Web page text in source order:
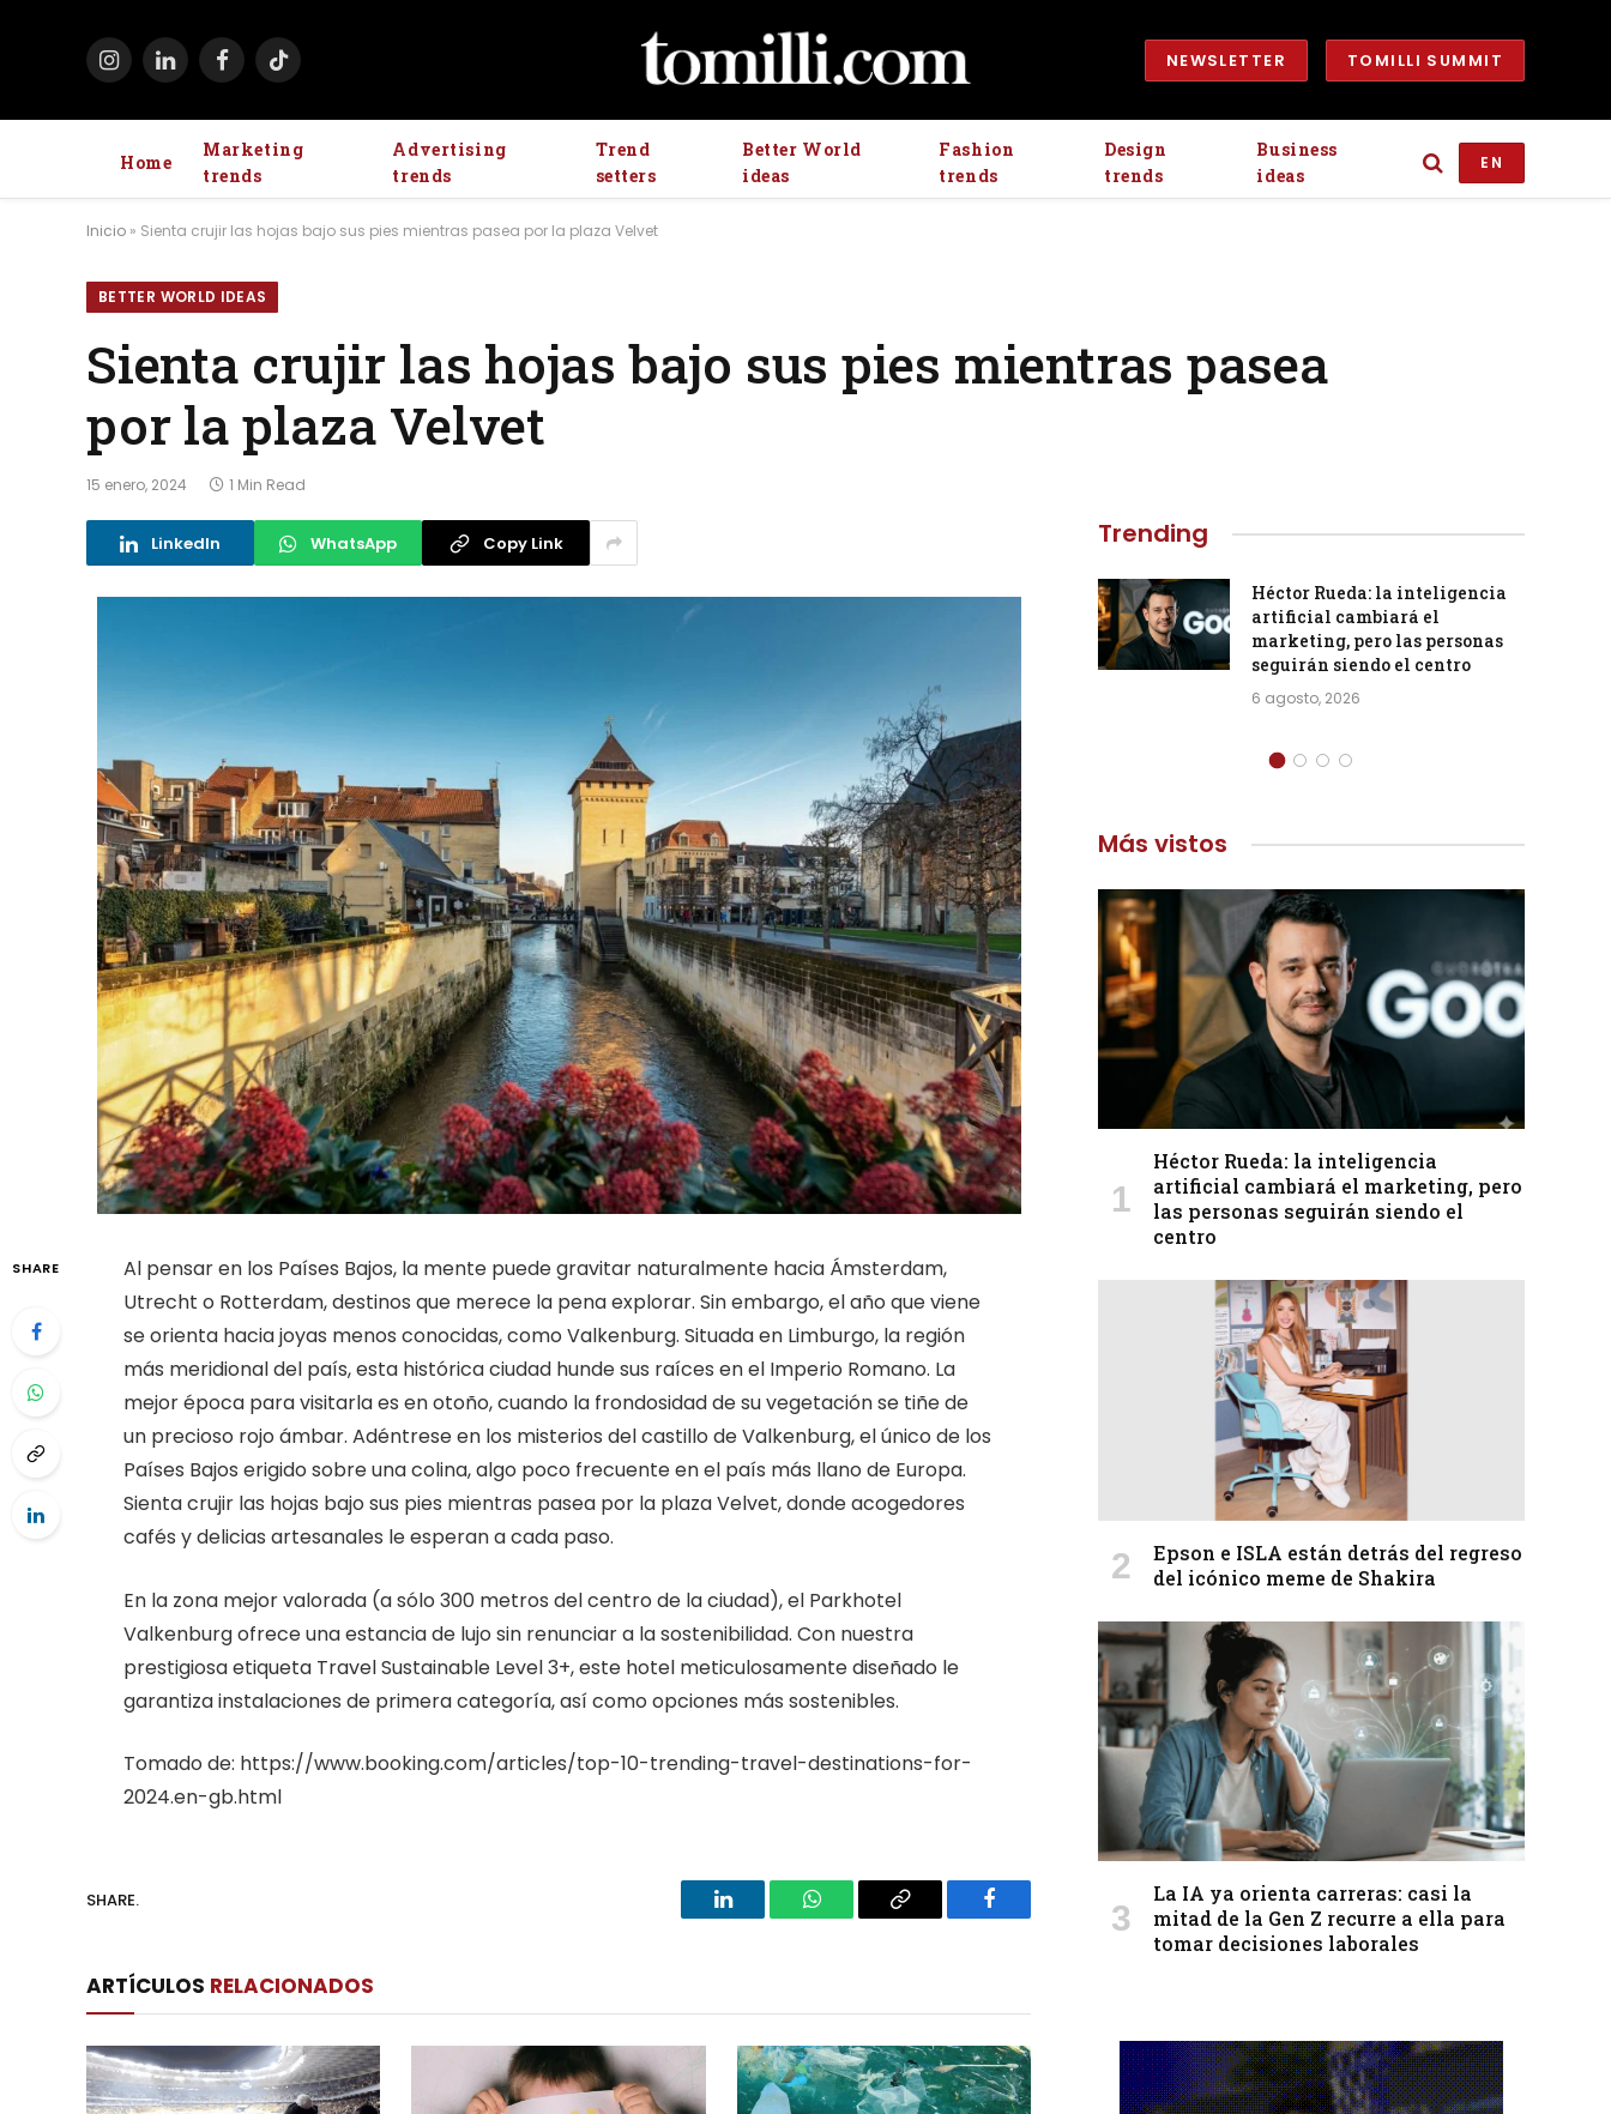
InstagramLinkedInFacebook
TikTok NEWSLETTER TOMILLI SUMMIT
Home
Marketing
trends
Advertising
trends
Trend
setters
Better World
ideas
Fashion
trends
Design
trends
Business
ideas
EN
Inicio » Sienta crujir las hojas bajo sus pies mientras pasea por la plaza Velvet
BETTER WORLD IDEAS
Sienta crujir las hojas bajo sus pies mientras pasea
por la plaza Velvet
15 enero, 2024 1 Min Read
LinkedIn WhatsApp Copy Link
SHARE
Al pensar en los Países Bajos, la mente puede gravitar naturalmente hacia Ámsterdam,
Utrecht o Rotterdam, destinos que merece la pena explorar. Sin embargo, el año que viene
se orienta hacia joyas menos conocidas, como Valkenburg. Situada en Limburgo, la región
más meridional del país, esta histórica ciudad hunde sus raíces en el Imperio Romano. La
mejor época para visitarla es en otoño, cuando la frondosidad de su vegetación se tiñe de
un precioso rojo ámbar. Adéntrese en los misterios del castillo de Valkenburg, el único de los
Países Bajos erigido sobre una colina, algo poco frecuente en el país más llano de Europa.
Sienta crujir las hojas bajo sus pies mientras pasea por la plaza Velvet, donde acogedores
cafés y delicias artesanales le esperan a cada paso.
En la zona mejor valorada (a sólo 300 metros del centro de la ciudad), el Parkhotel
Valkenburg ofrece una estancia de lujo sin renunciar a la sostenibilidad. Con nuestra
prestigiosa etiqueta Travel Sustainable Level 3+, este hotel meticulosamente diseñado le
garantiza instalaciones de primera categoría, así como opciones más sostenibles.
Tomado de: https://www.booking.com/articles/top-10-trending-travel-destinations-for-
2024.en-gb.html
SHARE.
LinkedIn WhatsAppCopy
Facebook
ARTÍCULOS RELACIONADOS
Trending
La competencia en redes
Héctor Rueda: la inteligencia
artificial cambiará el
marketing, pero las personas
seguirán siendo el centro
6 agosto, 2026
Más vistos
Héctor Rueda: la inteligencia
artificial cambiará el marketing, pero
las personas seguirán siendo el
centro
Epson e ISLA están detrás del regreso
del icónico meme de Shakira
La IA ya orienta carreras: casi la
mitad de la Gen Z recurre a ella para
tomar decisiones laborales